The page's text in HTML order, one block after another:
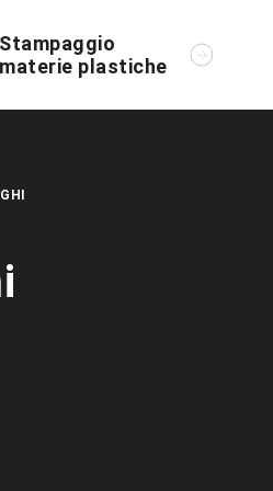
Stampaggio
materie plastiche